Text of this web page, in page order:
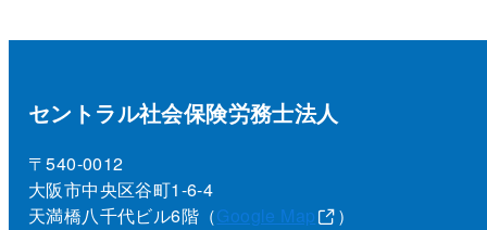
セントラル社会保険労務士法人
〒540-0012
大阪市中央区谷町1-6-4
天満橋八千代ビル6階（Google Map ）